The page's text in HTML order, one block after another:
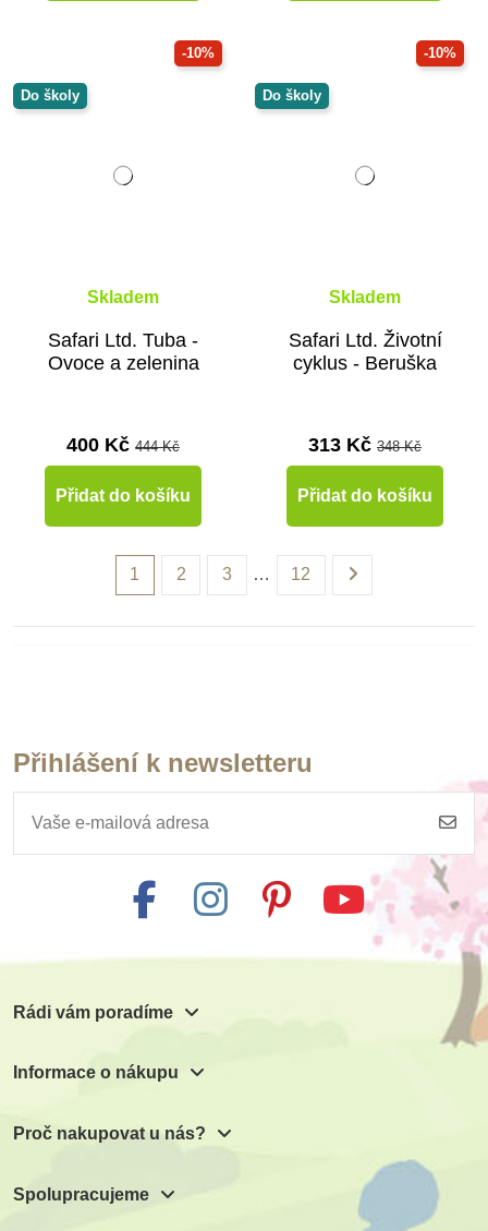
-10%
Do školy
Skladem
Safari Ltd. Tuba -
Ovoce a zelenina
400 Kč 444 Kč
Přidat do košíku
-10%
Do školy
Skladem
Safari Ltd. Životní
cyklus - Beruška
313 Kč 348 Kč
Přidat do košíku
1 2 3 … 12
Přihlášení k newsletteru
Rádi vám poradíme
Informace o nákupu
Proč nakupovat u nás?
Spolupracujeme